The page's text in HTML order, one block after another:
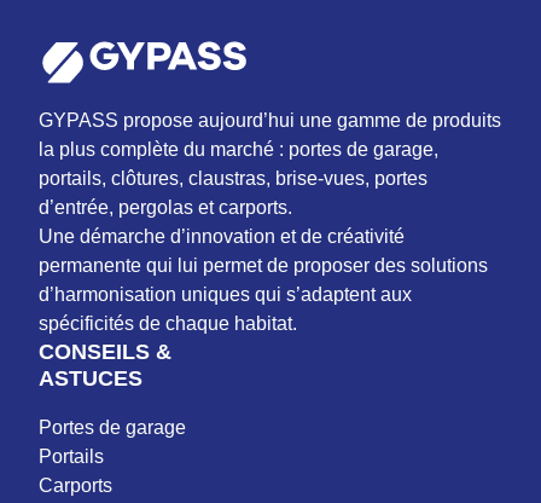
GYPASS propose aujourd’hui une gamme de produits
la plus complète du marché : portes de garage,
portails, clôtures, claustras, brise-vues, portes
d’entrée, pergolas et carports.
Une démarche d’innovation et de créativité
permanente qui lui permet de proposer des solutions
d’harmonisation uniques qui s’adaptent aux
spécificités de chaque habitat.
CONSEILS &
ASTUCES
Portes de garage
Portails
Carports